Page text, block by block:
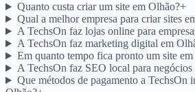
Quanto custa criar um site em Olhão?+
Qual a melhor empresa para criar sites
A TechsOn faz lojas online para
A TechsOn faz marketing digital em
Em quanto tempo fica pronto um site
A TechsOn faz SEO local para negócios
Que métodos de pagamento a TechsOn